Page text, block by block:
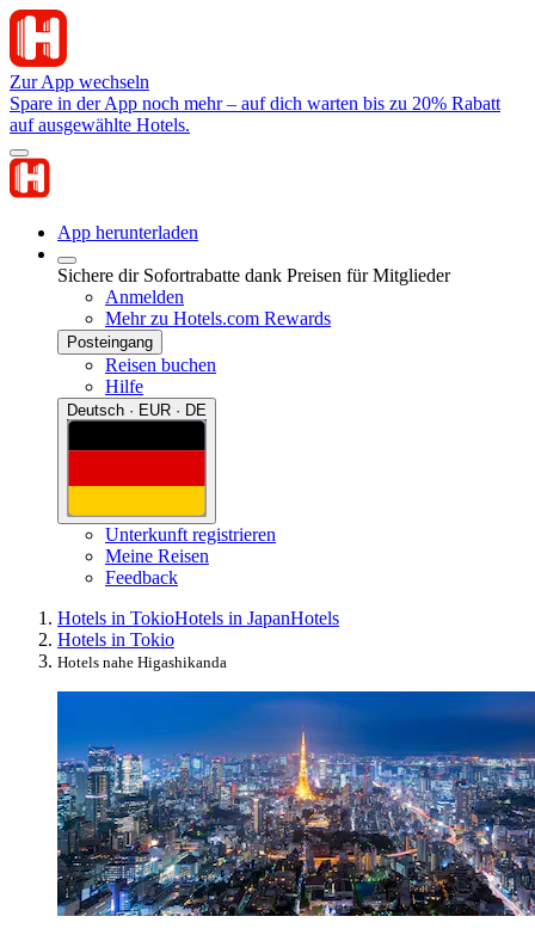
Zur App wechseln
Spare in der App noch mehr – auf dich warten bis zu 20% Rabatt
auf ausgewählte Hotels.
App herunterladen
Sichere dir Sofortrabatte dank Preisen für Mitglieder
Anmelden
Mehr zu Hotels.com Rewards
Posteingang
Reisen buchen
Hilfe
Deutsch · EUR · DE
Unterkunft registrieren
Meine Reisen
Feedback
Hotels in TokioHotels in JapanHotels
Hotels in Tokio
Hotels nahe Higashikanda